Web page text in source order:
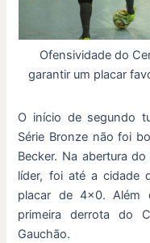
Ofensividade do
garantir um placar
O início de segundo
Série Bronze não foi
Becker. Na abertura
líder, foi até a cidade
placar de 4×0. Além
primeira derrota do
Gauchão.